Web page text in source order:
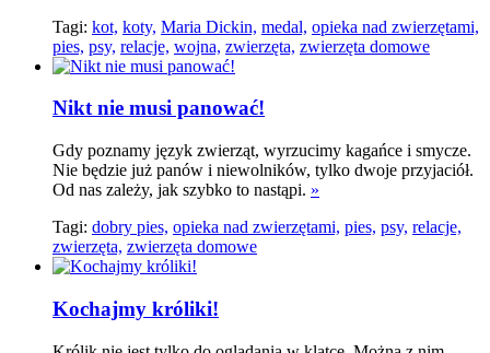
Tagi: kot, koty, Maria Dickin, medal, opieka nad zwierzętami,
pies, psy, relacje, wojna, zwierzęta, zwierzęta domowe
Nikt nie musi panować!
Gdy poznamy język zwierząt, wyrzucimy kagańce i smycze.
Nie będzie już panów i niewolników, tylko dwoje przyjaciół.
Od nas zależy, jak szybko to nastąpi. »
Tagi: dobry pies, opieka nad zwierzętami, pies, psy, relacje,
zwierzęta, zwierzęta domowe
Kochajmy króliki!